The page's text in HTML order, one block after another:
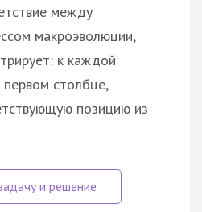
между
макроэволюции,
к каждой
столбце,
позицию из